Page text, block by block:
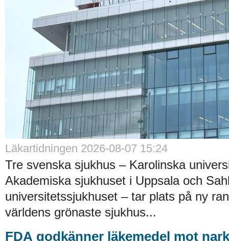
Läkartidningen 2026-08-07 15:24
Tre svenska sjukhus – Karolinska
Akademiska sjukhuset i Uppsala och
universitetssjukhuset – tar plats på ny
världens grönaste sjukhus...
FDA godkänner läkemedel mot